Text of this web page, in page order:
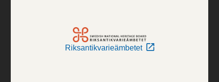
Riksantikvarieämbetet